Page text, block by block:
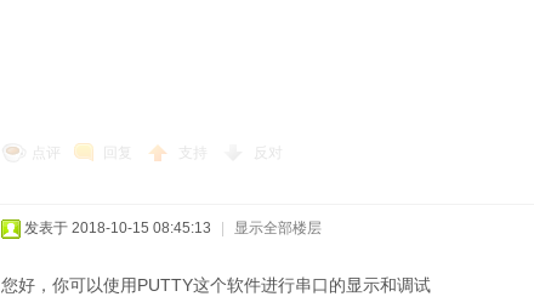
点评 回复 支持 反对
发表于 2018-10-15 08:45:13 显示全部楼层
您好，你可以使用PUTTY这个软件进行串口的显示和调试